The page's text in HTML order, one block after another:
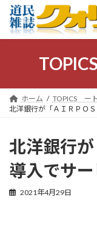
ン
キ
ー
に
ホーム TOPICS ー
北洋銀行が「ＡＩＲＰＯ
北洋銀行が
導入でサ
2021年4月29日